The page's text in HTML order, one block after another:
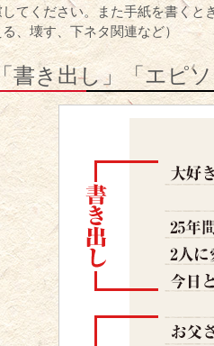
してください。また手紙を書くと
る、壊す、下ネタ関連など）
書き出し」「エピ